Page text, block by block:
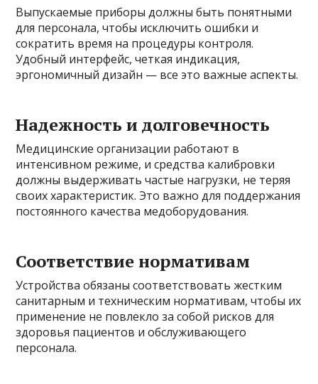
Выпускаемые приборы должны быть понятными
для персонала, чтобы исключить ошибки и
сократить время на процедуры контроля.
Удобный интерфейс, четкая индикация,
эргономичный дизайн — все это важные аспекты.
Надежность и долговечность
Медицинские организации работают в
интенсивном режиме, и средства калибровки
должны выдерживать частые нагрузки, не теряя
своих характеристик. Это важно для поддержания
постоянного качества медоборудования.
Соответствие нормативам
Устройства обязаны соответствовать жестким
санитарным и техническим нормативам, чтобы их
применение не повлекло за собой рисков для
здоровья пациентов и обслуживающего
персонала.